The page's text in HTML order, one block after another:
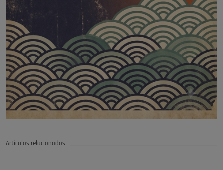
Artículos relacionados